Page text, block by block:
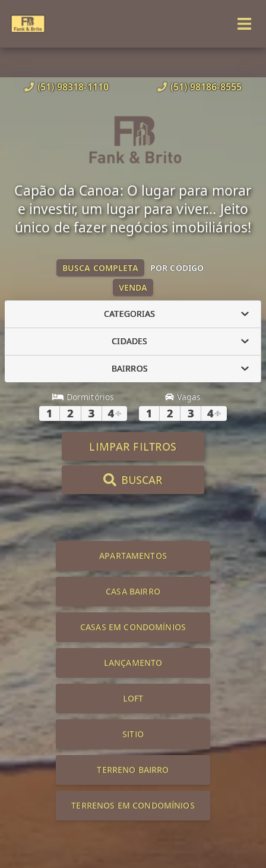
(51) 98318-1110 (51) 98186-8555
Capão da Canoa: O lugar para morar
e investir, um lugar para viver... Jeito
único de fazer negócios imobiliários!
VENDA
BUSCA COMPLETA POR CÓDIGO
CATEGORIAS
CIDADES
BAIRROS
Dormitórios
1 2 3 4+
Vagas
1 2 3 4+
LIMPAR FILTROS
BUSCAR
APARTAMENTOS
CASA BAIRRO
CASAS EM CONDOMÍNIOS
LANÇAMENTO
LOFT
SITIO
TERRENO BAIRRO
TERRENOS EM CONDOMÍNIOS